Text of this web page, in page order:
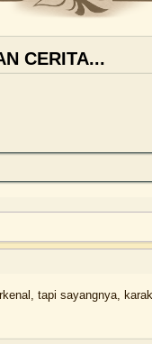
CERITA...
tapi sayangnya,